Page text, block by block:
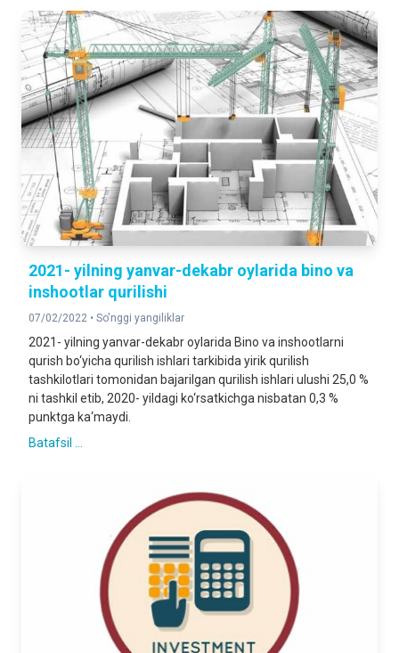
2021- yilning yanvar-dekabr oylarida bino va
inshootlar qurilishi
07/02/2022 • So'nggi yangiliklar
2021- yilning yanvar-dekabr oylarida Bino va inshootlarni
qurish bo‘yicha qurilish ishlari tarkibida yirik qurilish
tashkilotlari tomonidan bajarilgan qurilish ishlari ulushi 25,0 %
ni tashkil etib, 2020- yildagi ko‘rsatkichga nisbatan 0,3 %
punktga ka‘maydi.
Batafsil ...